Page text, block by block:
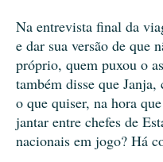
Na entrevista final da
e dar sua versão de que
próprio, quem puxou o
também disse que
o que quiser, na hora
jantar entre chefes de
nacionais em jogo? Há